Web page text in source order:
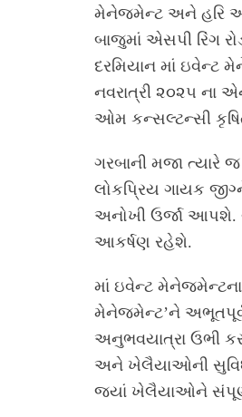
મેનેજમેન્ટ અને હરિ ઓમ
બાજુમાં એસપી રિંગ
દરમિયાન માં ઇવેન્ટ
નવરાત્રી ૨૦૨૫ ના
ઓમ કન્સલ્ટન્સી
ગરબાની મજા ત્યારે
લોકપ્રિય ગાયક
અનોખી ઉર્જા આપશે.
આકર્ષણ રહેશે.
માં ઇવેન્ટ
મેનેજમેન્ટ’ને
અનુભવયાત્રા ઉભી
અને ખેલૈયાઓની
જ્યાં ખેલૈયાઓને